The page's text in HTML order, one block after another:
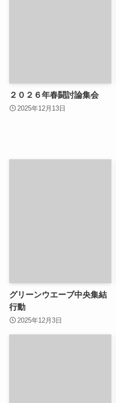
２０２６年春闘討論集会
2025年12月13日
グリーンウエーブ中央集結
行動
2025年12月3日